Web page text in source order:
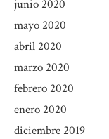
junio 2020
mayo 2020
abril 2020
marzo 2020
febrero 2020
enero 2020
diciembre 2019